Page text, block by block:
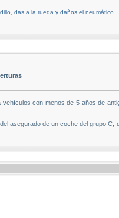
das a la rueda y daños el neumático.
con menos de 5 años de
asegurado de un coche del grupo